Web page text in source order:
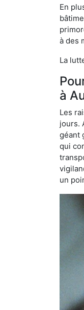
En
à des
La
à
Les
jours.
géant
qui
un